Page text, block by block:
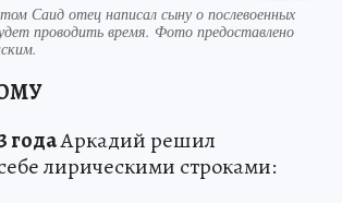
Саид отец написал сыну о послевоенных
проводить время. Фото предоставлено
годаАркадий решил
лирическими строками: